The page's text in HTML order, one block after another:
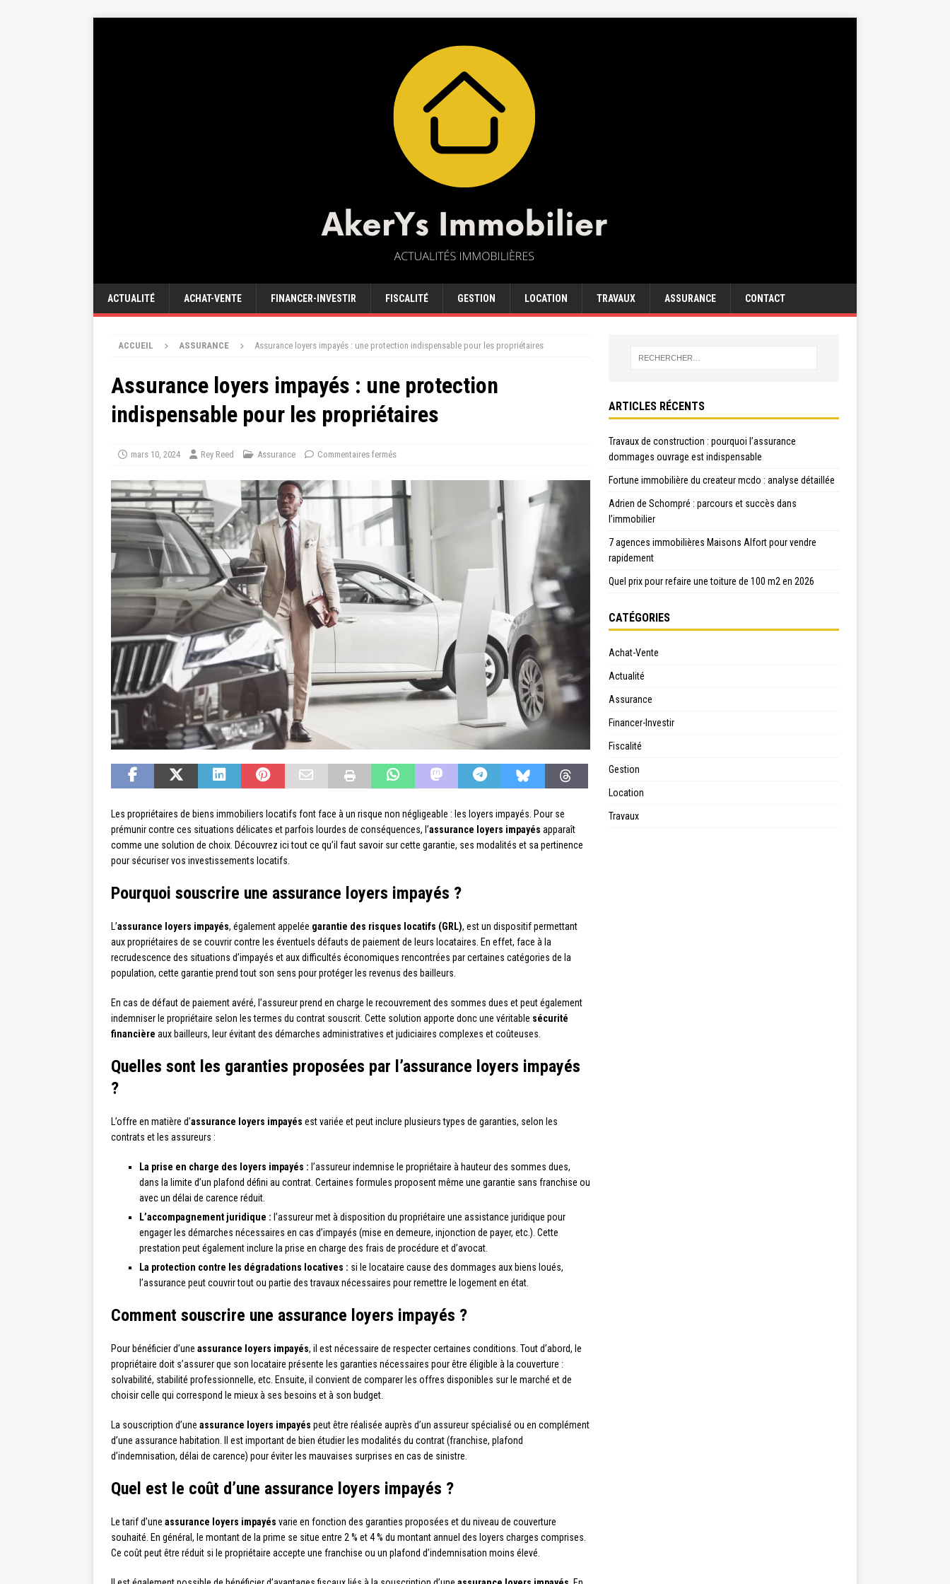
ACTUALITÉ ACHAT-VENTE FINANCER-INVESTIR FISCALITÉ GESTION LOCATION TRAVAUX ASSURANCE CONTACT
ACCUEIL ASSURANCE Assurance loyers impayés : une protection indispensable pour les propriétaires
Assurance loyers impayés : une protection
indispensable pour les propriétaires
mars 10, 2024 Rey Reed Assurance Commentaires fermés
Les propriétaires de biens immobiliers locatifs font face à un risque non négligeable : les loyers impayés. Pour se
prémunir contre ces situations délicates et parfois lourdes de conséquences, l’assurance loyers impayés apparaît
comme une solution de choix. Découvrez ici tout ce qu’il faut savoir sur cette garantie, ses modalités et sa pertinence
pour sécuriser vos investissements locatifs.
Pourquoi souscrire une assurance loyers impayés ?
L’assurance loyers impayés, également appelée garantie des risques locatifs (GRL), est un dispositif permettant
aux propriétaires de se couvrir contre les éventuels défauts de paiement de leurs locataires. En effet, face à la
recrudescence des situations d’impayés et aux difficultés économiques rencontrées par certaines catégories de la
population, cette garantie prend tout son sens pour protéger les revenus des bailleurs.
En cas de défaut de paiement avéré, l’assureur prend en charge le recouvrement des sommes dues et peut également
indemniser le propriétaire selon les termes du contrat souscrit. Cette solution apporte donc une véritable sécurité
financière aux bailleurs, leur évitant des démarches administratives et judiciaires complexes et coûteuses.
Quelles sont les garanties proposées par l’assurance loyers impayés
?
L’offre en matière d’assurance loyers impayés est variée et peut inclure plusieurs types de garanties, selon les
contrats et les assureurs :
La prise en charge des loyers impayés : l’assureur indemnise le propriétaire à hauteur des sommes dues,
dans la limite d’un plafond défini au contrat. Certaines formules proposent même une garantie sans franchise ou
avec un délai de carence réduit.
L’accompagnement juridique : l’assureur met à disposition du propriétaire une assistance juridique pour
engager les démarches nécessaires en cas d’impayés (mise en demeure, injonction de payer, etc.). Cette
prestation peut également inclure la prise en charge des frais de procédure et d’avocat.
La protection contre les dégradations locatives : si le locataire cause des dommages aux biens loués,
l’assurance peut couvrir tout ou partie des travaux nécessaires pour remettre le logement en état.
Comment souscrire une assurance loyers impayés ?
Pour bénéficier d’une assurance loyers impayés, il est nécessaire de respecter certaines conditions. Tout d’abord, le
propriétaire doit s’assurer que son locataire présente les garanties nécessaires pour être éligible à la couverture :
solvabilité, stabilité professionnelle, etc. Ensuite, il convient de comparer les offres disponibles sur le marché et de
choisir celle qui correspond le mieux à ses besoins et à son budget.
La souscription d’une assurance loyers impayés peut être réalisée auprès d’un assureur spécialisé ou en complément
d’une assurance habitation. Il est important de bien étudier les modalités du contrat (franchise, plafond
d’indemnisation, délai de carence) pour éviter les mauvaises surprises en cas de sinistre.
Quel est le coût d’une assurance loyers impayés ?
Le tarif d’une assurance loyers impayés varie en fonction des garanties proposées et du niveau de couverture
souhaité. En général, le montant de la prime se situe entre 2 % et 4 % du montant annuel des loyers charges comprises.
Ce coût peut être réduit si le propriétaire accepte une franchise ou un plafond d’indemnisation moins élevé.
ARTICLES RÉCENTS
Travaux de construction : pourquoi l’assurance
dommages ouvrage est indispensable
Fortune immobilière du createur mcdo : analyse détaillée
Adrien de Schompré : parcours et succès dans
l’immobilier
7 agences immobilières Maisons Alfort pour vendre
rapidement
Quel prix pour refaire une toiture de 100 m2 en 2026
CATÉGORIES
Achat-Vente
Actualité
Assurance
Financer-Investir
Fiscalité
Gestion
Location
Travaux